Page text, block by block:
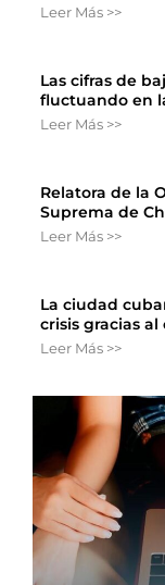
Leer Más >>
Las cifras de
fluctuando en
Leer Más >>
Relatora de la
Suprema de
Leer Más >>
La ciudad
crisis gracias al
Leer Más >>